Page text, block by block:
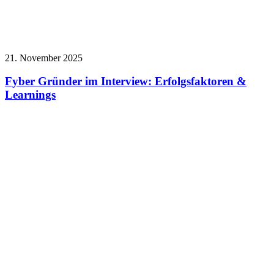
21. November 2025
Fyber Gründer im Interview: Erfolgsfaktoren &
Learnings